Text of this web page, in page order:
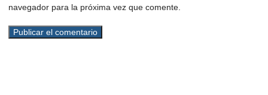
navegador para la próxima vez que comente.